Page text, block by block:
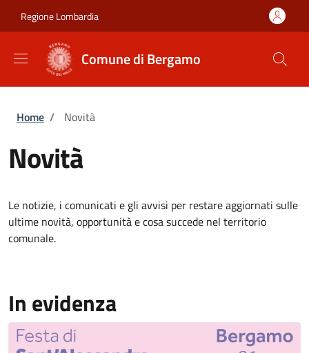
Regione Lombardia
Comune di Bergamo
Briciole di pane
Home / Novità
Novità
Le notizie, i comunicati e gli avvisi per restare aggiornati sulle
ultime novità, opportunità e cosa succede nel territorio
comunale.
In evidenza